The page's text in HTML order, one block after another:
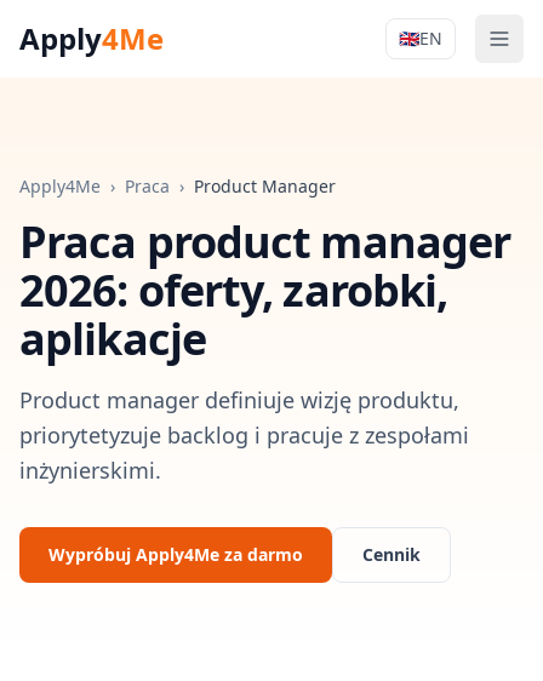
Apply4Me 🇬🇧EN
Apply4Me
Apply4Me › Praca › Product Manager
Praca product manager
2026: oferty, zarobki,
aplikacje
Product manager definiuje wizję produktu,
priorytetyzuje backlog i pracuje z zespołami
inżynierskimi.
Wypróbuj Apply4Me za darmo Cennik